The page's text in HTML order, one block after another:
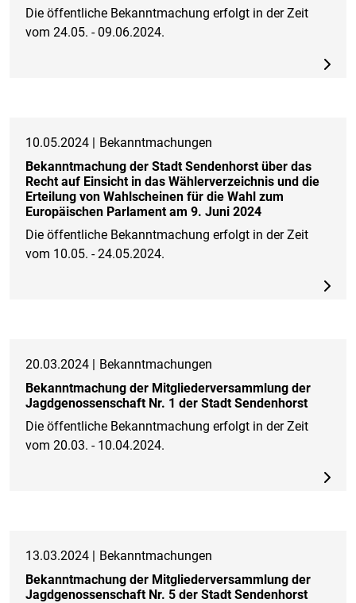
Die öffentliche Bekanntmachung erfolgt in der Zeit
vom 24.05. - 09.06.2024.
10.05.2024 | Bekanntmachungen
Bekanntmachung der Stadt Sendenhorst über das
Recht auf Einsicht in das Wählerverzeichnis und die
Erteilung von Wahlscheinen für die Wahl zum
Europäischen Parlament am 9. Juni 2024
Die öffentliche Bekanntmachung erfolgt in der Zeit
vom 10.05. - 24.05.2024.
20.03.2024 | Bekanntmachungen
Bekanntmachung der Mitgliederversammlung der
Jagdgenossenschaft Nr. 1 der Stadt Sendenhorst
Die öffentliche Bekanntmachung erfolgt in der Zeit
vom 20.03. - 10.04.2024.
13.03.2024 | Bekanntmachungen
Bekanntmachung der Mitgliederversammlung der
Jagdgenossenschaft Nr. 5 der Stadt Sendenhorst